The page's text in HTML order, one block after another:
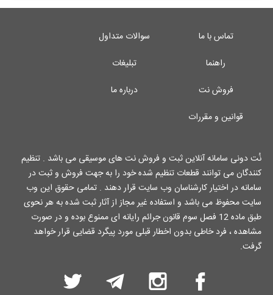
تماس با ما
سوالات متداول
راهنما
تبلیغات
فروش نت
درباره ما
قوانین و مقررات
نُت دونی سامانه آنلاین ثبت و فروش نت های موسیقی می باشد . تنظیم
کنندگان می توانند قطعات تنظیم شده خود را به جهت فروش و ثبت در
سامانه در اختیار کارشناسان وب سایت قرار دهند . تمامی حقوق این وب
سایت محفوظ می باشد و استفاده غیر مجاز از آثار ثبت شده به هر نحوی
طبق ماده 12 فصل سوم قانون جرائم رایانه ای ممنوع بوده و در صورت
مشاهده ، فرد خاطی بدون اخطار قبلی مورد پیگرد قضایی قرار خواهد
گرفت.